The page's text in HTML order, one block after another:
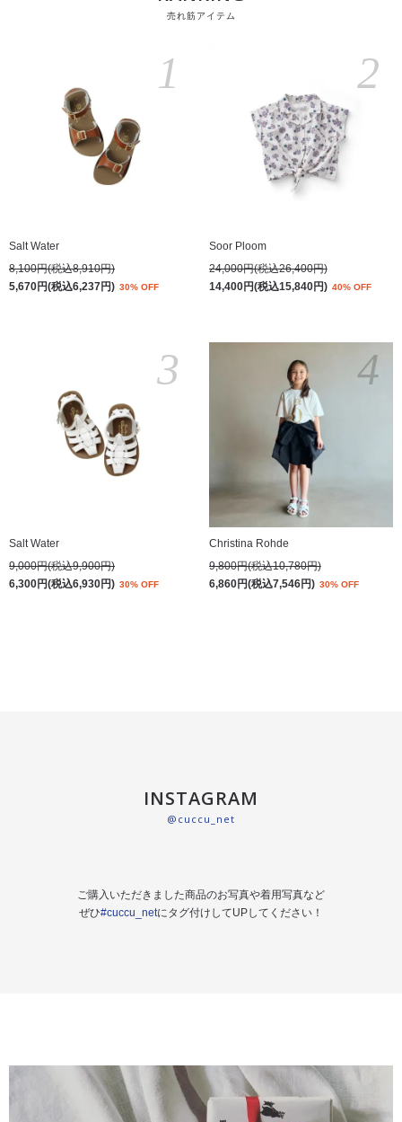
売れ筋アイテム
Salt Water
8,100円(税込8,910円)
5,670円(税込6,237円) 30% OFF
1
Soor Ploom
24,000円(税込26,400円)
14,400円(税込15,840円) 40% OFF
2
Salt Water
9,000円(税込9,900円)
6,300円(税込6,930円) 30% OFF
3
Christina Rohde
9,800円(税込10,780円)
6,860円(税込7,546円) 30% OFF
4
INSTAGRAM
@cuccu_net
ご購入いただきました商品のお写真や着用写真など
ぜひ#cuccu_netにタグ付けしてUPしてください！